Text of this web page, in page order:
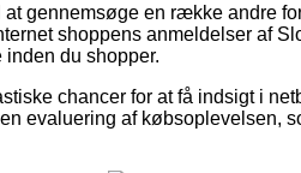
gennemsøge en række andre
shoppens anmeldelser af
inden du shopper.
chancer for at få indsigt i
evaluering af købsoplevelsen,